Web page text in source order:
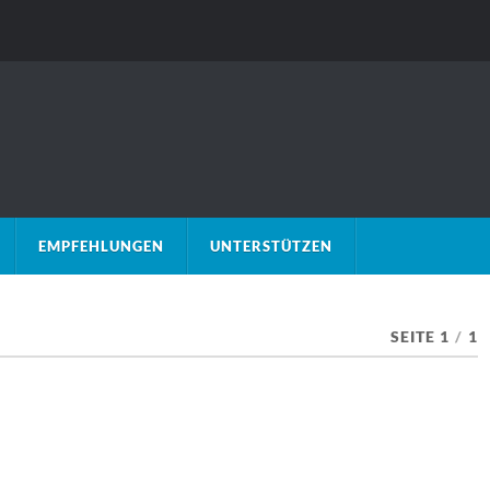
EMPFEHLUNGEN UNTERSTÜTZEN
SEITE 1 / 1